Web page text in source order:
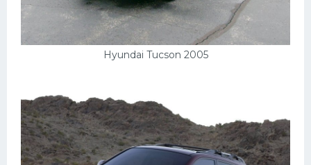
Hyundai Tucson 2005
Ямаха
Додж
Эмблемы
Спецтехника